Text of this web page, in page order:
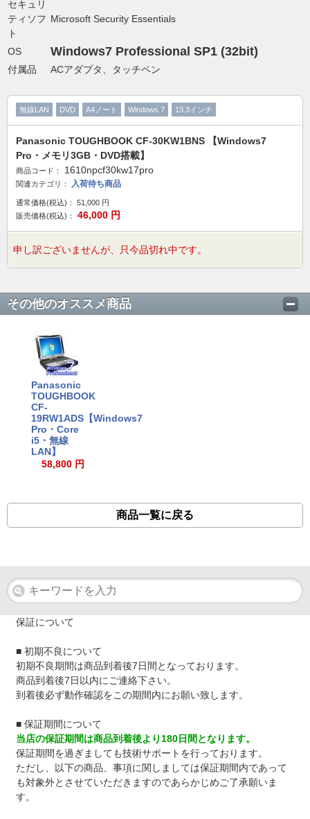
セキュリ
ティソフ
ト
Microsoft Security Essentials
OS Windows7 Professional SP1 (32bit)
付属品 ACアダプタ、タッチペン
無線LAN DVD A4ノート Windows 7 13.3インチ
Panasonic TOUGHBOOK CF-30KW1BNS 【Windows7
Pro・メモリ3GB・DVD搭載】
商品コード： 1610npcf30kw17pro
関連カテゴリ： 入荷待ち商品
通常価格(税込)： 51,000 円
販売価格(税込)：
46,000 円
申し訳ございませんが、只今品切れ中です。
その他のオススメ商品
Panasonic
TOUGHBOOK
CF-
19RW1ADS【Windows7
Pro・Core
i5・無線
LAN】
58,800 円
商品一覧に戻る
保証について
■ 初期不良について
初期不良期間は商品到着後7日間となっております。
商品到着後7日以内にご連絡下さい。
到着後必ず動作確認をこの期間内にお願い致します。
■ 保証期間について
当店の保証期間は商品到着後より180日間となります。
保証期間を過ぎましても技術サポートを行っております。
ただし、以下の商品、事項に関しましては保証期間内であって
も対象外とさせていただきますのであらかじめご了承願いま
す。